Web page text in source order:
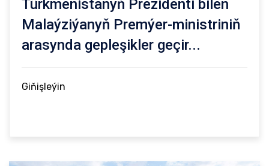
Türkmenistanyň Prezidenti bilen
Malaýziýanyň Premýer-ministriniň
arasynda gepleşikler geçir...
Giňişleýin